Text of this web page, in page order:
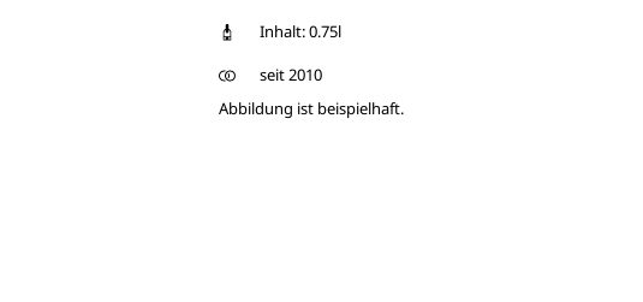
Inhalt: 0.75l
seit 2010
Abbildung ist beispielhaft.